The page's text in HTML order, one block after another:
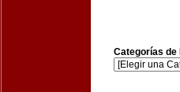
Categorías de